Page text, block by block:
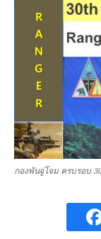
กองพันจู่โจม ครบรอบ